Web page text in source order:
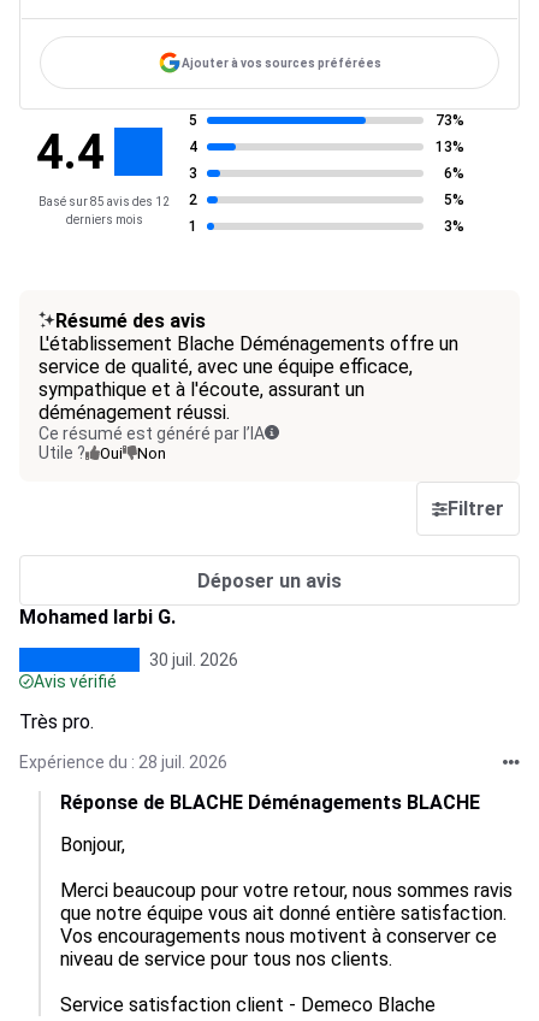
Ajouter à vos sources préférées
4.4
Basé sur 85 avis des 12
derniers mois
5
73%
4
13%
3
6%
2
5%
1
3%
Résumé des avis
L'établissement Blache Déménagements offre un
service de qualité, avec une équipe efficace,
sympathique et à l'écoute, assurant un
déménagement réussi.
Ce résumé est généré par l’IA
Utile ?
Oui Non
Filtrer
Déposer un avis
Mohamed larbi G.
30 juil. 2026
Avis vérifié
Très pro.
Expérience du : 28 juil. 2026
Réponse de BLACHE Déménagements BLACHE
Bonjour,
Merci beaucoup pour votre retour, nous sommes ravis
que notre équipe vous ait donné entière satisfaction.
Vos encouragements nous motivent à conserver ce
niveau de service pour tous nos clients.
Service satisfaction client - Demeco Blache